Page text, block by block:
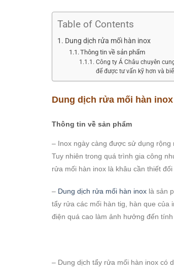
Table of Contents
Dung dịch rửa mối hàn inox
Thông tin về sản phẩm
Công ty Á Châu chuyên
để được tư vấn kỹ hơn và
Dung dịch rửa mối hàn inox
Thông tin về sản phẩm
– Inox ngày càng được sử dụng
Tuy nhiên trong quá trình gia công
rửa mối hàn inox là khâu cần thiết
– Dung dịch rửa mối hàn inox là sản
tẩy rửa các mối hàn tig, hàn que
điện quá cao làm ảnh hưởng đến
– Dung dịch tẩy rửa mối hàn inox có